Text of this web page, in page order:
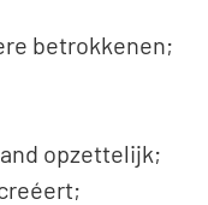
betrokkenen;
opzettelijk;